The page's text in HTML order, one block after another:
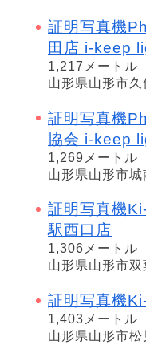
証明写真機
田店 i-keep
1,217メートル
山形県山形市
証明写真機
協会 i-keep
1,269メートル
山形県山形市
証明写真機
駅西口店
1,306メートル
山形県山形市
証明写真機
1,403メートル
山形県山形市